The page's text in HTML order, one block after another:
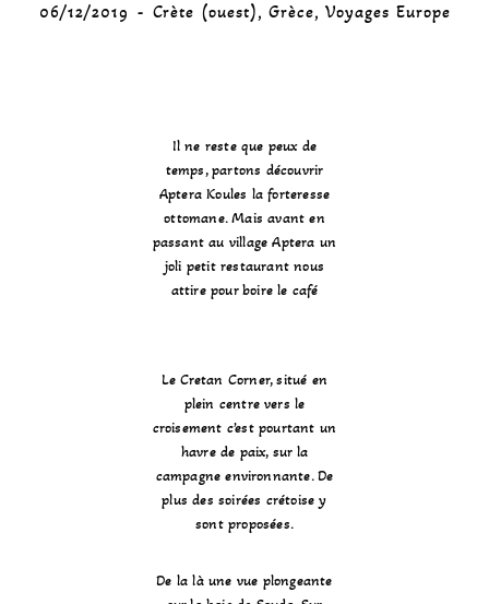
06/12/2019 Crète (ouest), Grèce, Voyages Europe
Il ne reste que peux de
temps, partons découvrir
Aptera Koules la forteresse
ottomane. Mais avant en
passant au village Aptera un
joli petit restaurant nous
attire pour boire le café
Le Cretan Corner, situé en
plein centre vers le
croisement c’est pourtant un
havre de paix, sur la
campagne environnante. De
plus des soirées crétoise y
sont proposées.
De la là une vue plongeante